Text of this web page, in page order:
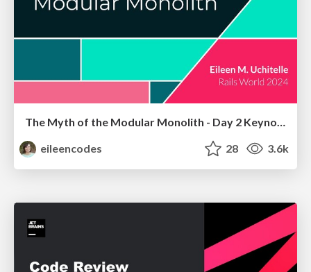
eileencodes
28 3.6k